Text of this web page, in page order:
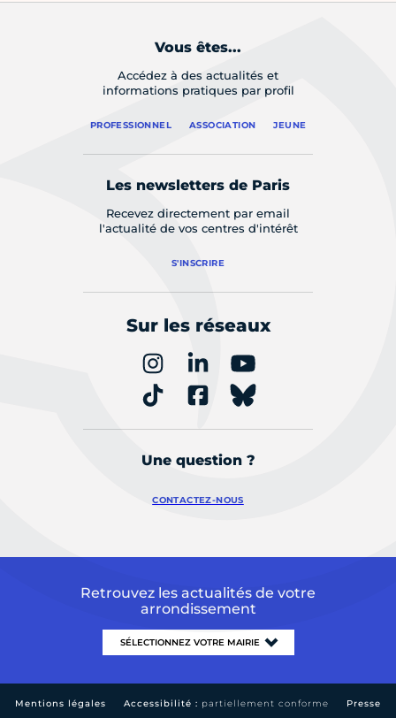
Vous êtes...
Accédez à des actualités et
informations pratiques par profil
PROFESSIONNEL ASSOCIATION JEUNE
Les newsletters de Paris
Recevez directement par email
l'actualité de vos centres d'intérêt
S'INSCRIRE
Sur les réseaux
Une question ?
CONTACTEZ-NOUS
Retrouvez les actualités de votre
arrondissement
Mentions légales Accessibilité : partiellement conforme Presse